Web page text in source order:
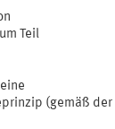
Teil
(gemäß der